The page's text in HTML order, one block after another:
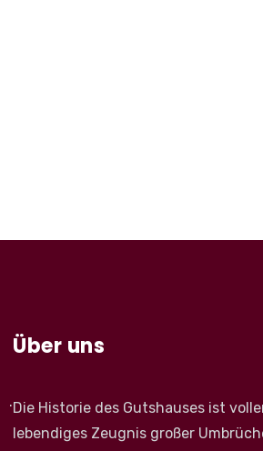
.
Über uns
Die Historie des Gutshauses ist
lebendiges Zeugnis großer